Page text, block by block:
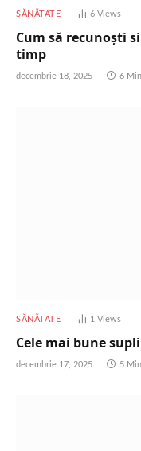
SĂNĂTATE 6Views
Cum să recunoști
timp
decembrie 18, 2025 6
SĂNĂTATE 1Views
Cele mai bune
decembrie 17, 2025 5